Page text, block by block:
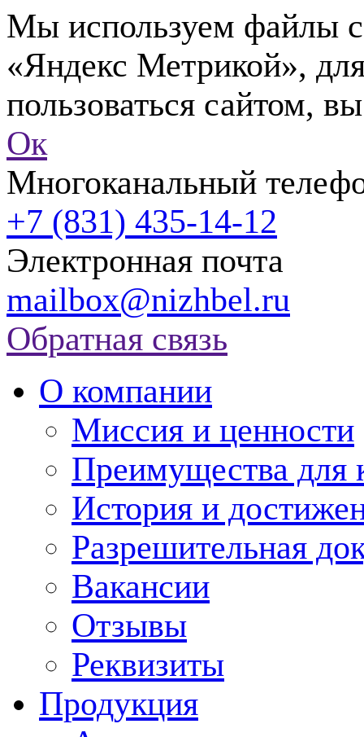
Мы используем файлы
«Яндекс Метрикой»,
пользоваться сайтом,
Ок
Многоканальный
+7 (831) 435-14-12
Электронная почта
mailbox@nizhbel.ru
Обратная связь
О компании
Миссия и ценности
Преимущества для
История и
Разрешительная
Вакансии
Отзывы
Реквизиты
Продукция